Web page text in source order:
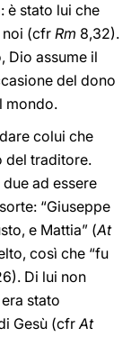
è stato lui che
noi (cfr Rm 8,32).
Dio assume il
del dono
mondo.
colui che
del traditore.
ad essere
“Giuseppe
e Mattia” (At
così che “fu
Di lui non
stato
Gesù (cfrAt